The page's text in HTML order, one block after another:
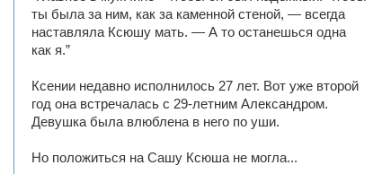
ты была за ним, как за каменной стеной, — всегда
наставляла Ксюшу мать. — А то останешься одна
как я.”
Ксении недавно исполнилось 27 лет. Вот уже второй
год она встречалась с 29-летним Александром.
Девушка была влюблена в него по уши.
Но положиться на Сашу Ксюша не могла...